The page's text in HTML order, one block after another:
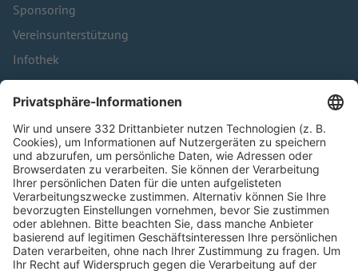
Sponsoring
Vereinsunterstützung
Infothek
Kontakt
HÄUFIG BESUCHTE SEITEN
Pässe und Vereinswechsel
Trainerausbildung
Schulungsangebot Vereinsmitarbeiter
BFV-Geschäftsstellen
Trainerbörse